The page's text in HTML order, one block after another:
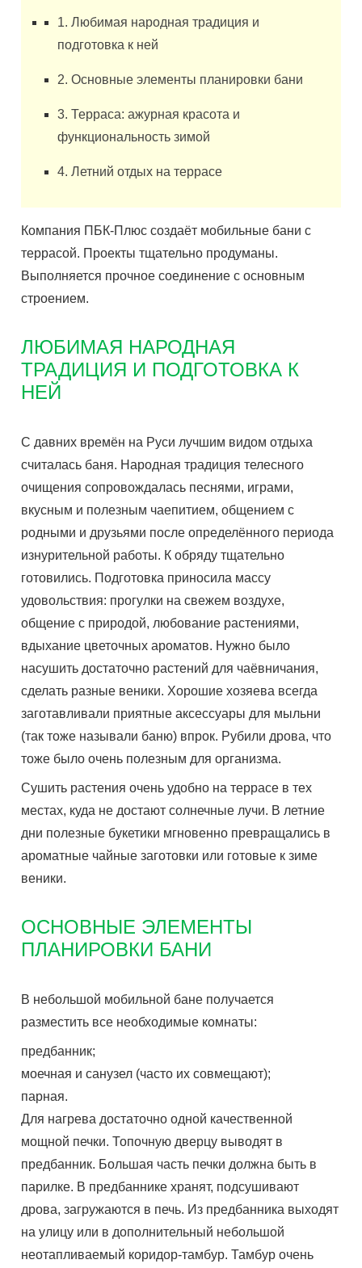
1. Любимая народная традиция и
подготовка к ней
2. Основные элементы планировки бани
3. Терраса: ажурная красота и
функциональность зимой
4. Летний отдых на террасе
Компания ПБК-Плюс создаёт мобильные бани с
террасой. Проекты тщательно продуманы.
Выполняется прочное соединение с основным
строением.
ЛЮБИМАЯ НАРОДНАЯ
ТРАДИЦИЯ И ПОДГОТОВКА К
НЕЙ
С давних времён на Руси лучшим видом отдыха
считалась баня. Народная традиция телесного
очищения сопровождалась песнями, играми,
вкусным и полезным чаепитием, общением с
родными и друзьями после определённого периода
изнурительной работы. К обряду тщательно
готовились. Подготовка приносила массу
удовольствия: прогулки на свежем воздухе,
общение с природой, любование растениями,
вдыхание цветочных ароматов. Нужно было
насушить достаточно растений для чаёвничания,
сделать разные веники. Хорошие хозяева всегда
заготавливали приятные аксессуары для мыльни
(так тоже называли баню) впрок. Рубили дрова, что
тоже было очень полезным для организма.
Сушить растения очень удобно на террасе в тех
местах, куда не достают солнечные лучи. В летние
дни полезные букетики мгновенно превращались в
ароматные чайные заготовки или готовые к зиме
веники.
ОСНОВНЫЕ ЭЛЕМЕНТЫ
ПЛАНИРОВКИ БАНИ
В небольшой мобильной бане получается
разместить все необходимые комнаты:
предбанник;
моечная и санузел (часто их совмещают);
парная.
Для нагрева достаточно одной качественной
мощной печки. Топочную дверцу выводят в
предбанник. Большая часть печки должна быть в
парилке. В предбаннике хранят, подсушивают
дрова, загружаются в печь. Из предбанника выходят
на улицу или в дополнительный небольшой
неотапливаемый коридор-тамбур. Тамбур очень